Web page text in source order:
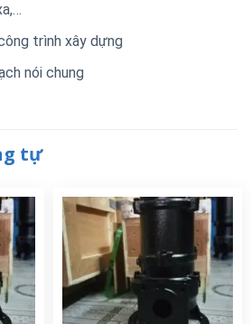
trình xây dựng
nói chung
tự